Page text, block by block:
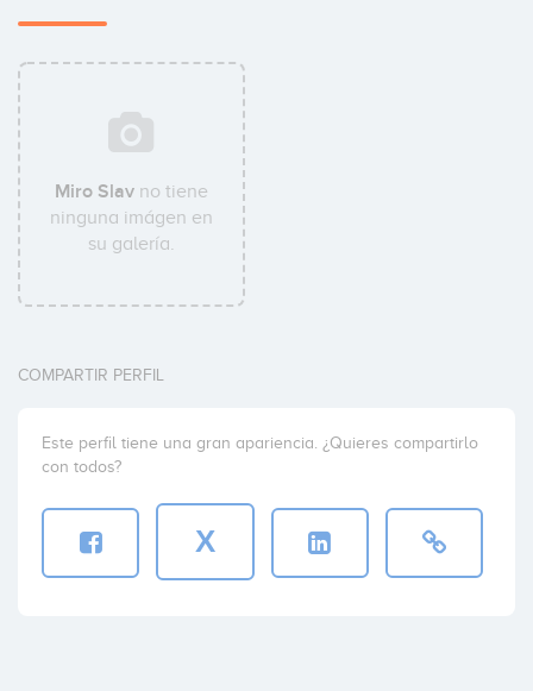
Miro Slav no tiene
ninguna imágen en
su galería.
COMPARTIR PERFIL
Este perfil tiene una gran apariencia. ¿Quieres compartirlo
con todos?
X